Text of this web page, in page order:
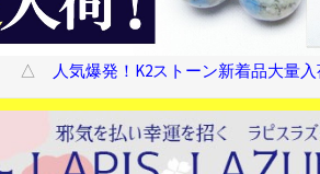
△ 人気爆発！K2ストーン新着品大量